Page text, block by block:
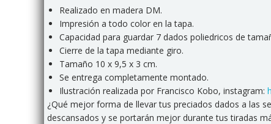
Realizado en madera DM.
Impresión a todo color en la tapa.
Capacidad para guardar 7 dados poliedricos de
Cierre de la tapa mediante giro.
Tamaño 10 x 9,5 x 3 cm.
Se entrega completamente montado.
Ilustración realizada por Francisco Kobo, instagram:
¿Qué mejor forma de llevar tus preciados dados a las
descansados y se portarán mejor durante tus tiradas